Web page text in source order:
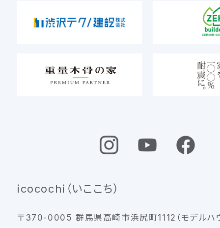
icocochi（いここち）
〒370-0005 群馬県高崎市浜尻町1112（モデルハ